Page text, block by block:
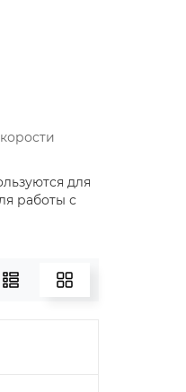
для
работы с